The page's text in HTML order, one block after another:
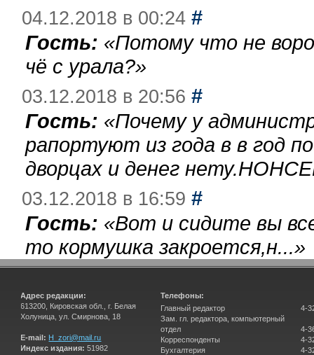
04.12.2018 в 00:24 #
Гость: «Потому что не
чё с урала?»
03.12.2018 в 20:56 #
Гость: «Почему у
рапортуют из года в в год
дворцах и денег
03.12.2018 в 16:59 #
Гость: «Вот и сидите вы
то кормушка закроется,н...»
Адрес редакции:
613200, Кировская обл., г. Белая
Холуница, ул. Смирнова, 18
E-mail: H_zori@mail.ru
Индекс издания: 51982
Телефоны:
Главный редактор
Зам. гл. редактора, компьютерный
отдел
Корреспонденты
Бухгалтерия
4-
4-
4-
4-